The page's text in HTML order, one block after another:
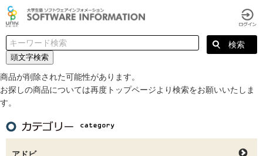
頭文字検索
商品が削除された可能性があります。
お探しの商品については再度トップページより検索をお願いいたしま
す。